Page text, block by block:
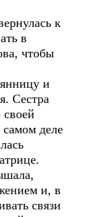
к
в
чтобы
и
Сестра
своей
деле
и, в
связи